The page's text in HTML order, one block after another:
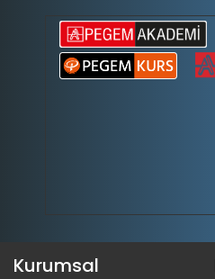
Kurumsal